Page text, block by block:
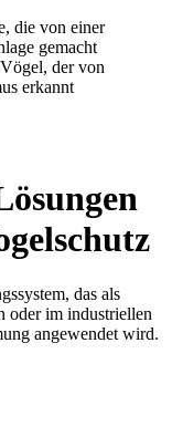
das als
oder im industriellen
angewendet wird.